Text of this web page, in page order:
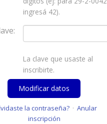
ingresá 42).
La clave que usaste al
inscribirte.
la contraseña? · Anular
inscripción